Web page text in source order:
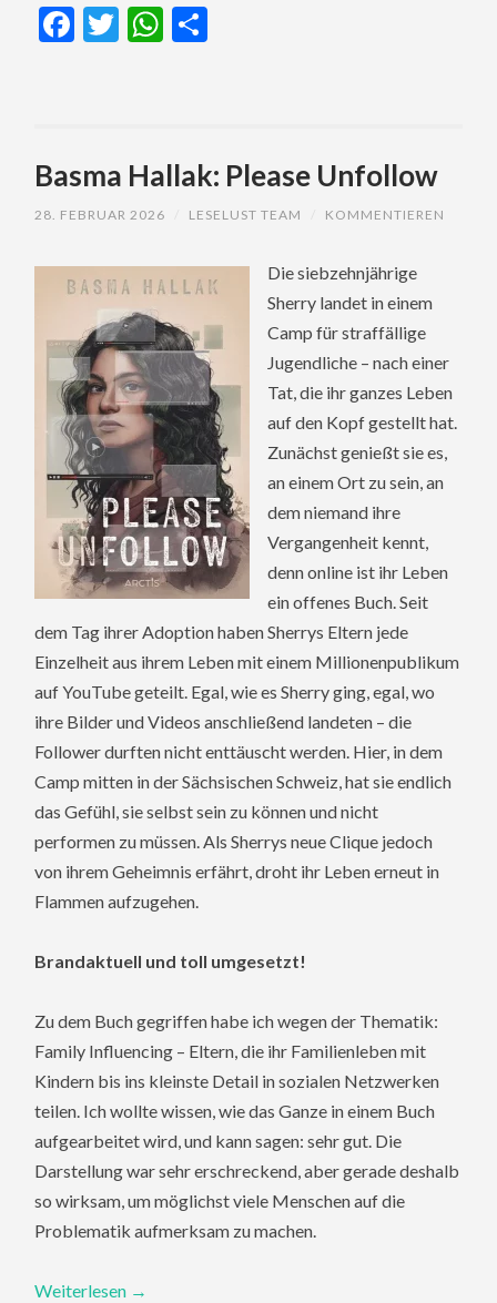
Facebook
TwitterWhatsApp
Basma Hallak: Please Unfollow
28. FEBRUAR 2026 LESELUST TEAM KOMMENTIEREN
Die siebzehnjährige
Sherry landet in einem
Camp für straffällige
Jugendliche – nach einer
Tat, die ihr ganzes Leben
auf den Kopf gestellt hat.
Zunächst genießt sie es,
an einem Ort zu sein, an
dem niemand ihre
Vergangenheit kennt,
denn online ist ihr Leben
ein offenes Buch. Seit
dem Tag ihrer Adoption haben Sherrys Eltern jede
Einzelheit aus ihrem Leben mit einem Millionenpublikum
auf YouTube geteilt. Egal, wie es Sherry ging, egal, wo
ihre Bilder und Videos anschließend landeten – die
Follower durften nicht enttäuscht werden. Hier, in dem
Camp mitten in der Sächsischen Schweiz, hat sie endlich
das Gefühl, sie selbst sein zu können und nicht
performen zu müssen. Als Sherrys neue Clique jedoch
von ihrem Geheimnis erfährt, droht ihr Leben erneut in
Flammen aufzugehen.
Brandaktuell und toll umgesetzt!
Zu dem Buch gegriffen habe ich wegen der Thematik:
Family Influencing – Eltern, die ihr Familienleben mit
Kindern bis ins kleinste Detail in sozialen Netzwerken
teilen. Ich wollte wissen, wie das Ganze in einem Buch
aufgearbeitet wird, und kann sagen: sehr gut. Die
Darstellung war sehr erschreckend, aber gerade deshalb
so wirksam, um möglichst viele Menschen auf die
Problematik aufmerksam zu machen.
Weiterlesen →